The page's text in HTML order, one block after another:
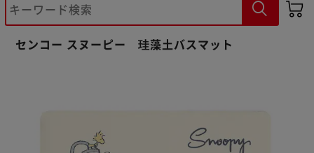
センコー スヌーピー 珪藻土バスマット